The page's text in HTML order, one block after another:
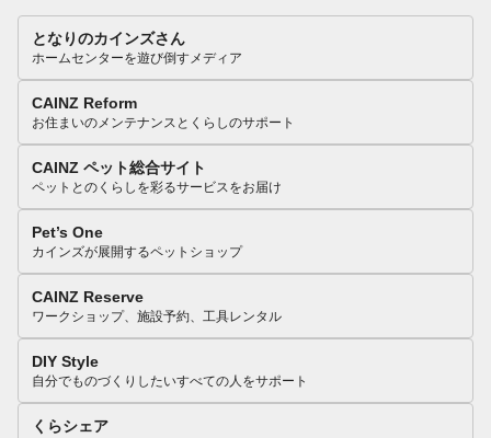
となりのカインズさん
ホームセンターを遊び倒すメディア
CAINZ Reform
お住まいのメンテナンスとくらしのサポート
CAINZ ペット総合サイト
ペットとのくらしを彩るサービスをお届け
Pet’s One
カインズが展開するペットショップ
CAINZ Reserve
ワークショップ、施設予約、工具レンタル
DIY Style
自分でものづくりしたいすべての人をサポート
くらシェア